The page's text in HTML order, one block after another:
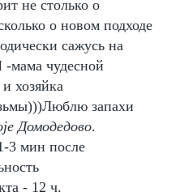
не столько о
о новом подходе
сажусь на
мама чудесной
хозяйка
запахи
Домодедово.
3 мин после
- 12 ч.